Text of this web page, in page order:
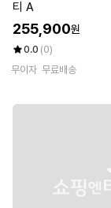
티 A
255,900원
0.0 (0)
무이자 무료배송